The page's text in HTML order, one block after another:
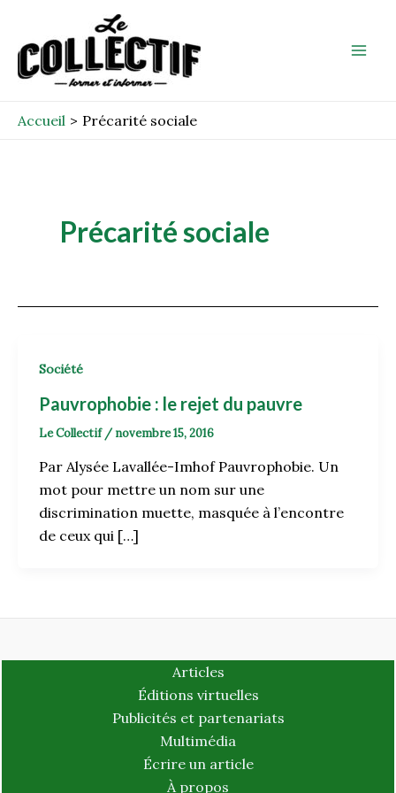
contenu
Accueil Précarité sociale
Précarité sociale
Société
Pauvrophobie : le rejet du pauvre
Le Collectif / novembre 15, 2016
Par Alysée Lavallée-Imhof Pauvrophobie. Un
mot pour mettre un nom sur une
discrimination muette, masquée à l’encontre
de ceux qui […]
Articles
Éditions virtuelles
Publicités et partenariats
Multimédia
Écrire un article
À propos